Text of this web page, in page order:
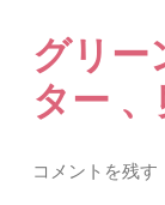
グリー
ター 、
コメントを残す